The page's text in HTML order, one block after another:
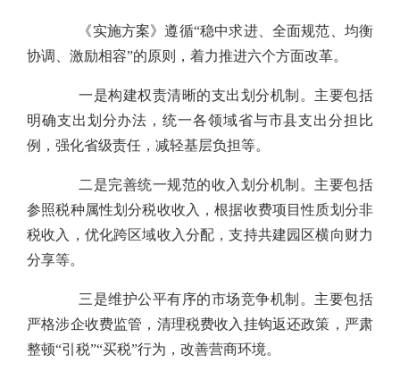
《实施方案》遵循“稳中求进、全面规范、均衡
协调、激励相容”的原则，着力推进六个方面改革。
一是构建权责清晰的支出划分机制。主要包括
明确支出划分办法，统一各领域省与市县支出分担比
例，强化省级责任，减轻基层负担等。
二是完善统一规范的收入划分机制。主要包括
参照税种属性划分税收收入，根据收费项目性质划分非
税收入，优化跨区域收入分配，支持共建园区横向财力
分享等。
三是维护公平有序的市场竞争机制。主要包括
严格涉企收费监管，清理税费收入挂钩返还政策，严肃
整顿“引税”“买税”行为，改善营商环境。